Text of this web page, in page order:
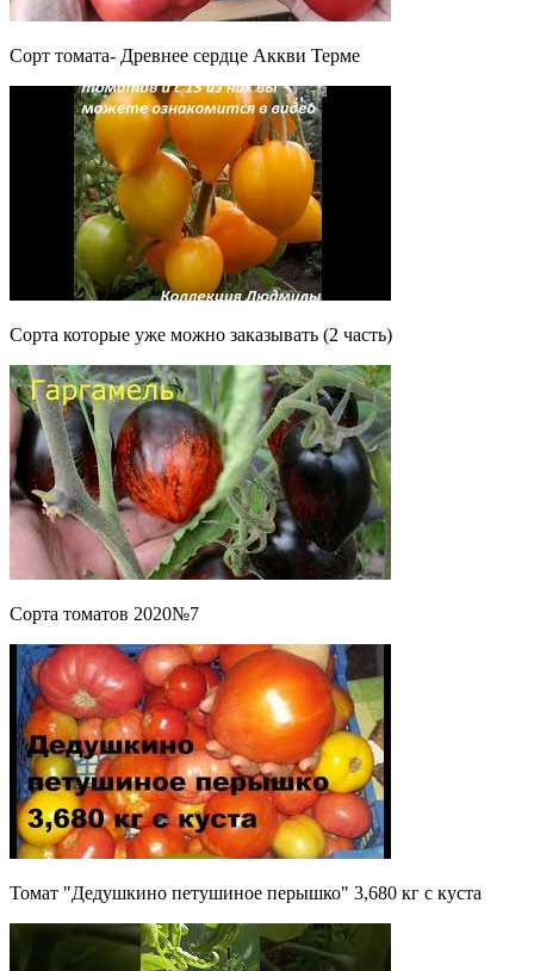
Сорт томата- Древнее сердце Аккви Терме
Сорта которые уже можно заказывать (2 часть)
Сорта томатов 2020№7
Томат "Дедушкино петушиное перышко" 3,680 кг с куста